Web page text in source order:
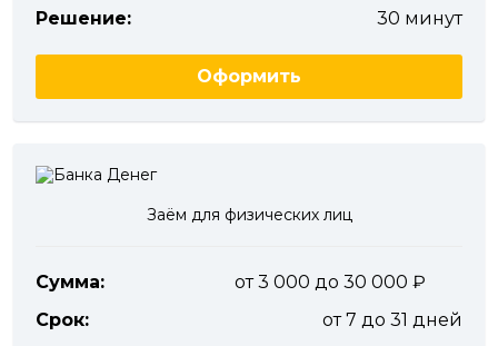
Решение:
30 минут
Оформить
Заём для физических лиц
Сумма:
от 3 000 до 30 000
Срок:
от 7 до 31 дней